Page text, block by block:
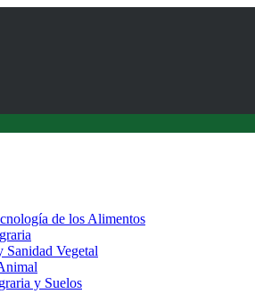
de los Alimentos
Sanidad Vegetal
y Suelos